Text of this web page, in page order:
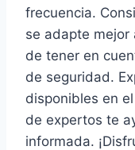
frecuencia.
se adapte mejor
de tener en
de seguridad.
disponibles en
de expertos te
informada.